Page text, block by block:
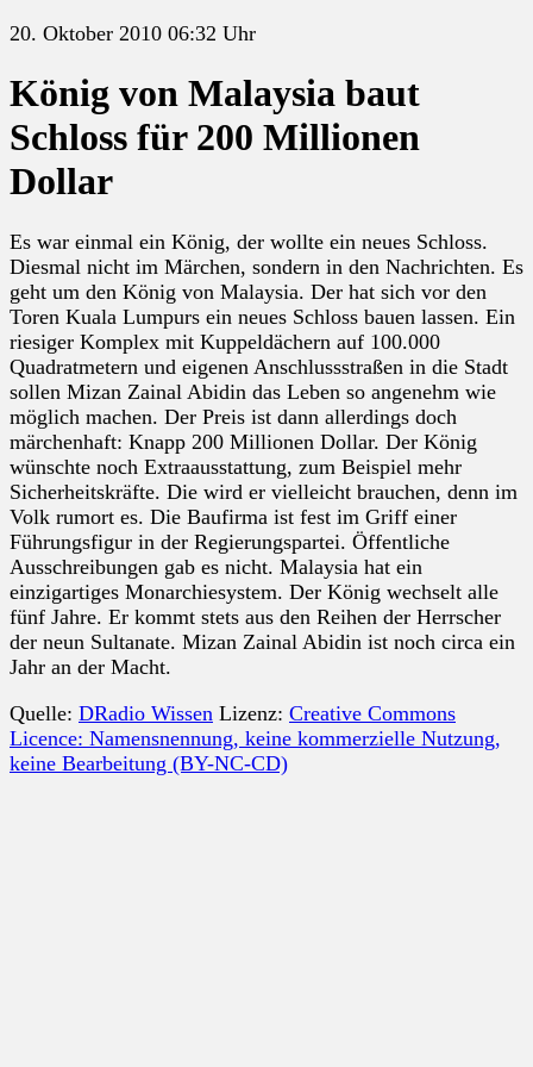
20. Oktober 2010 06:32 Uhr
König von Malaysia baut
Schloss für 200 Millionen
Dollar
Es war einmal ein König, der wollte ein neues Schloss.
Diesmal nicht im Märchen, sondern in den Nachrichten. Es
geht um den König von Malaysia. Der hat sich vor den
Toren Kuala Lumpurs ein neues Schloss bauen lassen. Ein
riesiger Komplex mit Kuppeldächern auf 100.000
Quadratmetern und eigenen Anschlussstraßen in die Stadt
sollen Mizan Zainal Abidin das Leben so angenehm wie
möglich machen. Der Preis ist dann allerdings doch
märchenhaft: Knapp 200 Millionen Dollar. Der König
wünschte noch Extraausstattung, zum Beispiel mehr
Sicherheitskräfte. Die wird er vielleicht brauchen, denn im
Volk rumort es. Die Baufirma ist fest im Griff einer
Führungsfigur in der Regierungspartei. Öffentliche
Ausschreibungen gab es nicht. Malaysia hat ein
einzigartiges Monarchiesystem. Der König wechselt alle
fünf Jahre. Er kommt stets aus den Reihen der Herrscher
der neun Sultanate. Mizan Zainal Abidin ist noch circa ein
Jahr an der Macht.
Quelle: DRadio Wissen Lizenz: Creative Commons
Licence: Namensnennung, keine kommerzielle Nutzung,
keine Bearbeitung (BY-NC-CD)